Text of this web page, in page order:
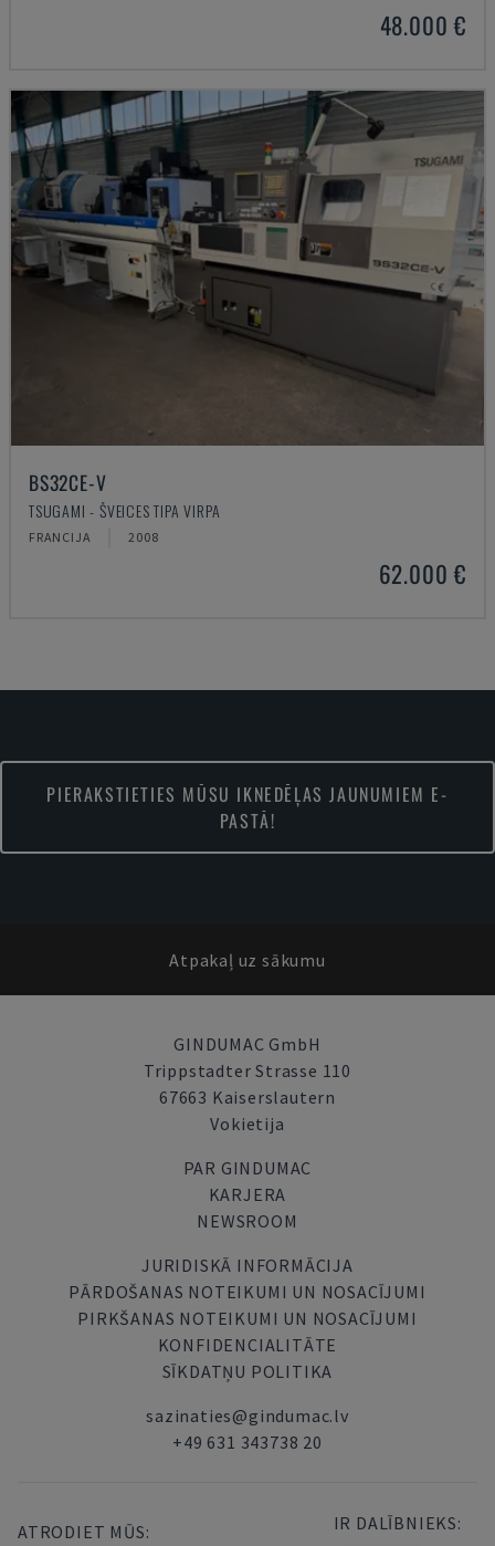
48.000 €
BS32CE-V
TSUGAMI - ŠVEICES TIPA VIRPA
FRANCIJA 2008
62.000 €
PIERAKSTIETIES MŪSU IKNEDĒĻAS JAUNUMIEM E-
PASTĀ!
Atpakaļ uz sākumu
GINDUMAC GmbH
Trippstadter Strasse 110
67663 Kaiserslautern
Vokietija
PAR GINDUMAC
KARJERA
NEWSROOM
JURIDISKĀ INFORMĀCIJA
PĀRDOŠANAS NOTEIKUMI UN NOSACĪJUMI
PIRKŠANAS NOTEIKUMI UN NOSACĪJUMI
KONFIDENCIALITĀTE
SĪKDATŅU POLITIKA
sazinaties@gindumac.lv
+49 631 343738 20
ATRODIET MŪS: IR DALĪBNIEKS: